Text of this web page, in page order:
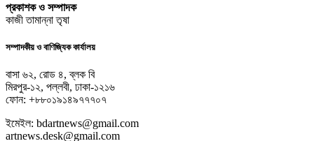
প্রকাশক ও সম্পাদক
কাজী তামান্না তৃষা
সম্পাদকীয় ও বাণিজ্যিক কার্যালয়
বাসা ৬২, রোড ৪, ব্লক বি
মিরপুর-১২, পল্লবী, ঢাকা-১২১৬
ফোন: +৮৮০১৯১৪৯৭৭৭০৭
ইমেইল: bdartnews@gmail.com
artnews.desk@gmail.com